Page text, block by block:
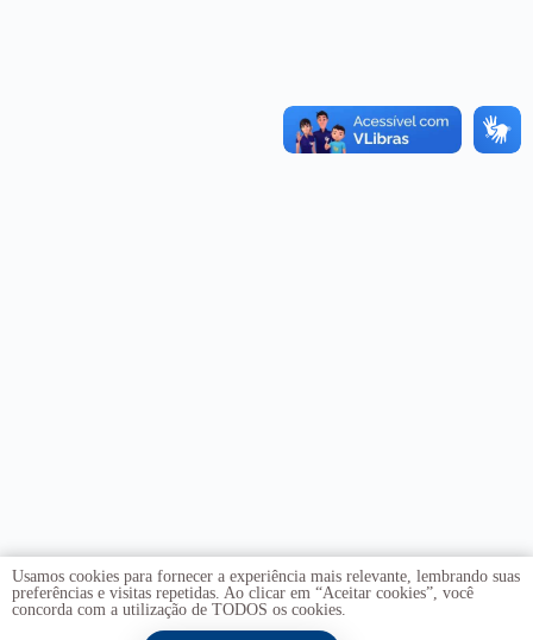
Usamos cookies para fornecer a experiência mais relevante, lembrando suas
preferências e visitas repetidas. Ao clicar em “Aceitar cookies”, você
concorda com a utilização de TODOS os cookies.